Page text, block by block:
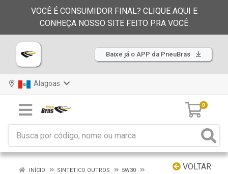
VOCÊ É CONSUMIDOR FINAL? CLIQUE AQUI E
CONHEÇA NOSSO SITE FEITO PRA VOCÊ
Baixe já o APP da PneuBras
Alagoas
0
VOLTAR
INÍCIO SINTETICO OUTROS
5W30